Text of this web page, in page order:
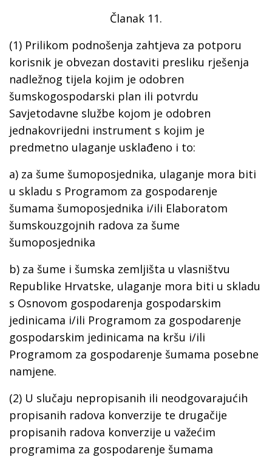
Članak 11.
(1) Prilikom podnošenja zahtjeva za potporu
korisnik je obvezan dostaviti presliku rješenja
nadležnog tijela kojim je odobren
šumskogospodarski plan ili potvrdu
Savjetodavne službe kojom je odobren
jednakovrijedni instrument s kojim je
predmetno ulaganje usklađeno i to:
a) za šume šumoposjednika, ulaganje mora biti
u skladu s Programom za gospodarenje
šumama šumoposjednika i/ili Elaboratom
šumskouzgojnih radova za šume
šumoposjednika
b) za šume i šumska zemljišta u vlasništvu
Republike Hrvatske, ulaganje mora biti u skladu
s Osnovom gospodarenja gospodarskim
jedinicama i/ili Programom za gospodarenje
gospodarskim jedinicama na kršu i/ili
Programom za gospodarenje šumama posebne
namjene.
(2) U slučaju nepropisanih ili neodgovarajućih
propisanih radova konverzije te drugačije
propisanih radova konverzije u važećim
programima za gospodarenje šumama